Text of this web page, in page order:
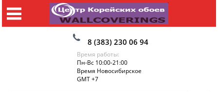
8 (383) 230 06 94
Время работы:
Пн-Вс 10:00-21:00
Время Новосибирское
GMT +7